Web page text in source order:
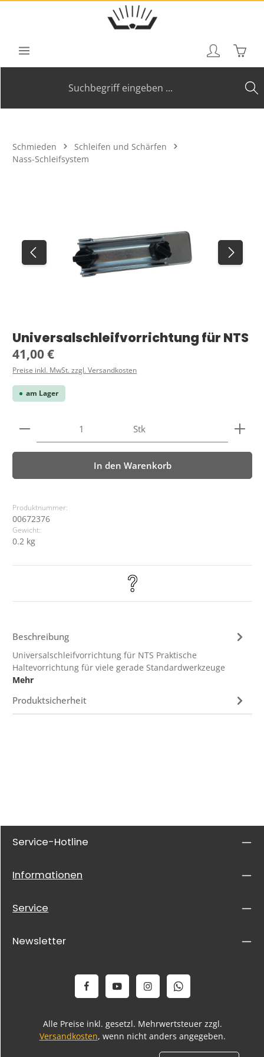
Zum Hauptinhalt springen
Schmieden
Schleifen und Schärfen
Nass-Schleifsystem
Universalschleifvorrichtung für NTS
Regulärer Preis:
41,00 €
Preise inkl. MwSt. zzgl. Versandkosten
am Lager
Produkt Anzahl: Gib den gewünschten Wert ein
Stk
In den Warenkorb
Produktnummer:
00672376
Gewicht:
0.2 kg
Beschreibung
Universalschleifvorrichtung für NTS Praktische
Haltevorrichtung für viele gerade Standardwerkzeuge
Mehr
Produktsicherheit
Service-Hotline
Informationen
Service
Newsletter
Alle Preise inkl. gesetzl. Mehrwertsteuer zzgl.
Versandkosten, wenn nicht anders angegeben.